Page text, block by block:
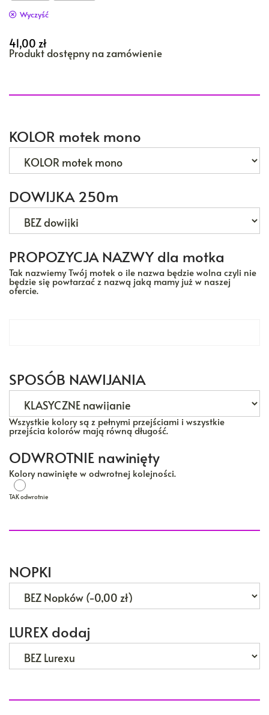
Wyczyść
41,00 zł
Produkt dostępny na zamówienie
KOLOR motek mono
DOWIJKA 250m
PROPOZYCJA NAZWY dla motka
Tak nazwiemy Twój motek o ile nazwa będzie wolna czyli nie
będzie się powtarzać z nazwą jaką mamy już w naszej
ofercie.
SPOSÓB NAWIJANIA
Wszystkie kolory są z pełnymi przejściami i wszystkie
przejścia kolorów mają równą długość.
ODWROTNIE nawinięty
Kolory nawinięte w odwrotnej kolejności.
TAK odwrotnie
NOPKI
LUREX dodaj